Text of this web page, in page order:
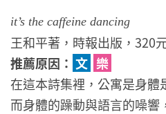
it’s the caffeine dancing
王和平著，時報出版，320
推薦原因： 文 樂
在這本詩集裡，公寓是身體
而身體的躁動與語言的噪